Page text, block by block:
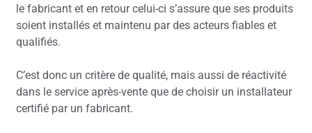
le fabricant et en retour celui-ci s’assure que ses produits
soient installés et maintenu par des acteurs fiables et
qualifiés.
C’est donc un critère de qualité, mais aussi de réactivité
dans le service après-vente que de choisir un installateur
certifié par un fabricant.